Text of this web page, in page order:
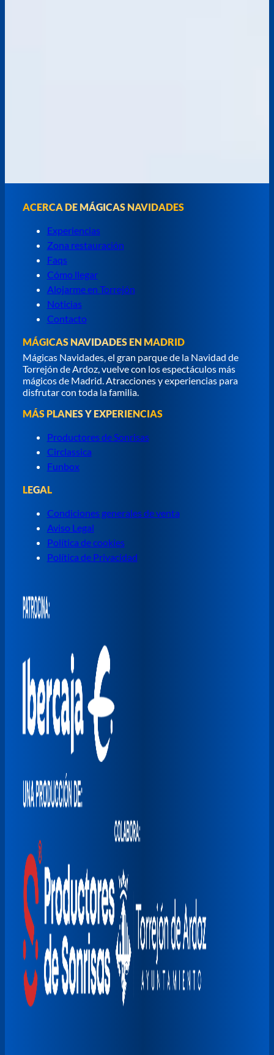
ACERCA DE MÁGICAS NAVIDADES
Experiencias
Zona restauración
Faqs
Cómo llegar
Alojarme en Torrejón
Noticias
Contacto
MÁGICAS NAVIDADES EN MADRID
Mágicas Navidades, el gran parque de la Navidad de
Torrejón de Ardoz, vuelve con los espectáculos más
mágicos de Madrid. Atracciones y experiencias para
disfrutar con toda la familia.
MÁS PLANES Y EXPERIENCIAS
Productores de Sonrisas
Circlassica
Funbox
LEGAL
Condiciones generales de venta
Aviso Legal
Política de cookies
Política de Privacidad